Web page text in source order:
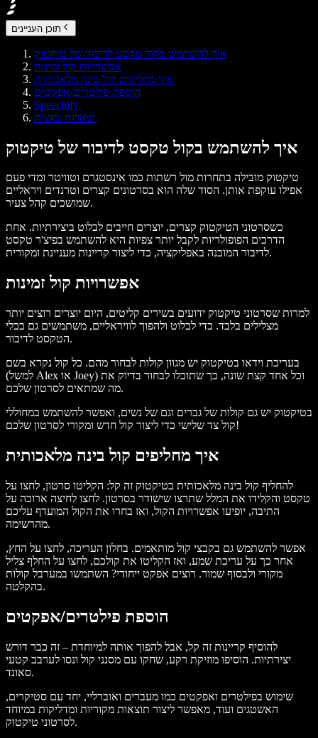
תוכן העניינים
איך להשתמש בקול טקסט לדיבור של טיקטוק
אפשרויות קול זמינות
איך מחליפים קול בינה מלאכותית
הוספת פילטרים/אפקטים
Speechify
איך להשתמש בקול טקסט לדיבור של טיקטוק
טיקטוק מובילה בתחרות מול רשתות כמו אינסטגרם וטוויטר ומדי פעם
אפילו עוקפת אותן. הסוד שלה הוא בסרטונים קצרים וטרנדים ויראליים
שמושכים קהל צעיר.
כשסרטוני הטיקטוק קצרים, יוצרים חייבים לבלוט ביצירתיות. אחת
הדרכים הפופולריות לקבל יותר צפיות היא להשתמש בפיצ'ר טקסט
לדיבור המובנה באפליקציה, כדי ליצור קריינות מעניינת ומקורית.
אפשרויות קול זמינות
למרות שסרטוני טיקטוק ידועים בשירים קליטים, היום יוצרים רוצים יותר
מצלילים בלבד. כדי לבלוט ולהפוך לוויראליים, משתמשים גם בכלי
הטקסט לדיבור.
בעריכת וידאו בטיקטוק יש מגוון קולות לבחור מהם. כל קול נקרא בשם
(למשל Alex או Joey) וכל אחד קצת שונה, כך שתוכלו לבחור בדיוק את
מה שמתאים לסרטון שלכם.
בטיקטוק יש גם קולות של גברים וגם של נשים, ואפשר להשתמש במחוללי
קול צד שלישי כדי ליצור קול חדש ומקורי לסרטון שלכם!
איך מחליפים קול בינה מלאכותית
להחליף קול בינה מלאכותית בטיקטוק זה קל: הקליטו סרטון, לחצו על
טקסט והקלידו את המלל שתרצו שישודר בסרטון. לחצו לחיצה ארוכה על
התיבה, יופיעו אפשרויות הקול, ואז בחרו את הקול המועדף עליכם
מהרשימה.
אפשר להשתמש גם בקבצי קול מותאמים. בחלון העריכה, לחצו על החץ,
אחר כך על עריכת שמע, ואז הקליטו את קולכם, לחצו על החלף צליל
מקורי ולבסוף שמור. רוצים אפקט ייחודי? השתמשו במערבל קולות
בהקלטה.
הוספת פילטרים/אפקטים
להוסיף קריינות זה קל, אבל להפוך אותה למיוחדת – זה כבר דורש
יצירתיות. הוסיפו מוזיקת רקע, שחקו עם מסנני קול ונסו לערבב קטעי
סאונד.
שימוש בפילטרים ואפקטים כמו מעברים ואוברליי, יחד עם סטיקרים,
האשטגים ועוד, מאפשר ליצור תוצאות מקוריות ומדליקות במיוחד
לסרטוני טיקטוק.